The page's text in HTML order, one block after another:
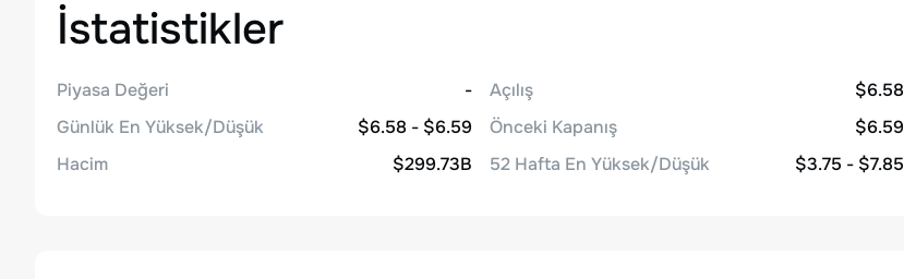
İstatistikler
Piyasa Değeri
-
Günlük En Yüksek/Düşük
$6.58 - $6.59
Hacim
$299.73B
Açılış
$6.58
Önceki Kapanış
$6.59
52 Hafta En Yüksek/Düşük
$3.75 - $7.85